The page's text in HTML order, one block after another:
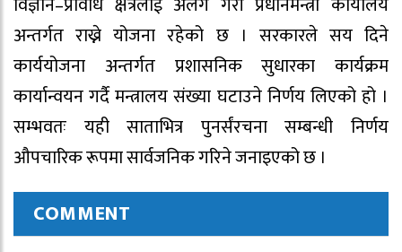
अन्तर्गत राख्ने योजना रहेको छ । सरकारले सय दिने
कार्ययोजना अन्तर्गत प्रशासनिक सुधारका कार्यक्रम
कार्यान्वयन गर्दै मन्त्रालय संख्या घटाउने निर्णय लिएको हो ।
सम्भवतः यही साताभित्र पुनर्संरचना सम्बन्धी निर्णय
औपचारिक रूपमा सार्वजनिक गरिने जनाइएको छ ।
COMMENT